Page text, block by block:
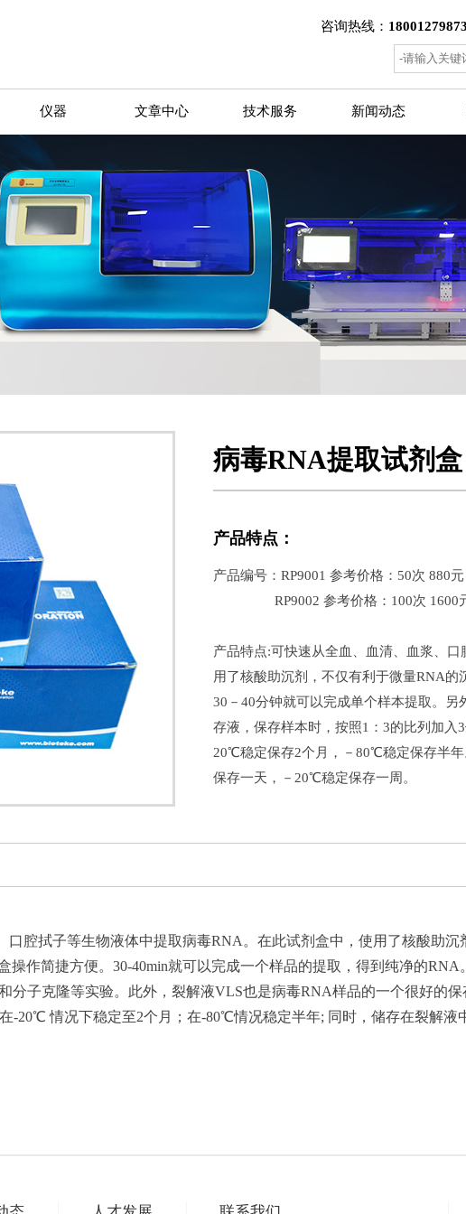
咨询热线： 18001279873
仪器 文章中心 技术服务 新闻动态
病毒RNA提取试剂盒
产品特点：
产品编号：RP9001 参考价格：50次 880元
RP9002 参考价格：100次 1600
产品特点:可快速从全血、血清、血浆、
用了核酸助沉剂，不仅有利于微量RNA
30－40分钟就可以完成单个样本提取。
存液，保存样本时，按照1：3的比列加入
20℃稳定保存2个月，－80℃稳定保存半
保存一天，－20℃稳定保存一周。
腔拭子等生物液体中提取病毒RNA。在此试剂盒中，使用了核酸助沉
作简捷方便。30-40min就可以完成一个样品的提取，得到纯净的RNA
和分子克隆等实验。此外，裂解液VLS也是病毒RNA样品的一个很好的
-20℃ 情况下稳定至2个月；在-80℃情况稳定半年; 同时，储存在裂解